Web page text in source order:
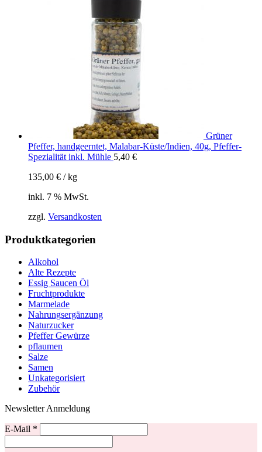
Grüner
Pfeffer, handgeerntet, Malabar-Küste/Indien, 40g, Pfeffer-
Spezialität inkl. Mühle 5,40 €
135,00 € /kg
inkl. 7 % MwSt.
zzgl. Versandkosten
Produktkategorien
Alkohol
Alte Rezepte
Essig Saucen Öl
Fruchtprodukte
Marmelade
Nahrungsergänzung
Naturzucker
Pfeffer Gewürze
pflaumen
Salze
Samen
Unkategorisiert
Zubehör
Newsletter Anmeldung
E-Mail *